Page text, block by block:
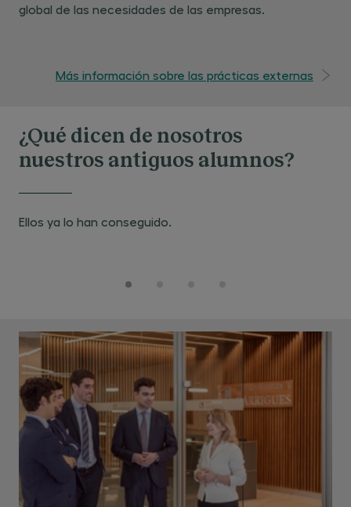
global de las necesidades de las empresas.
Más información sobre las prácticas externas
¿Qué dicen de nosotros
nuestros antiguos alumnos?
Ellos ya lo han conseguido.
Pilar
José
Fernando
Luz